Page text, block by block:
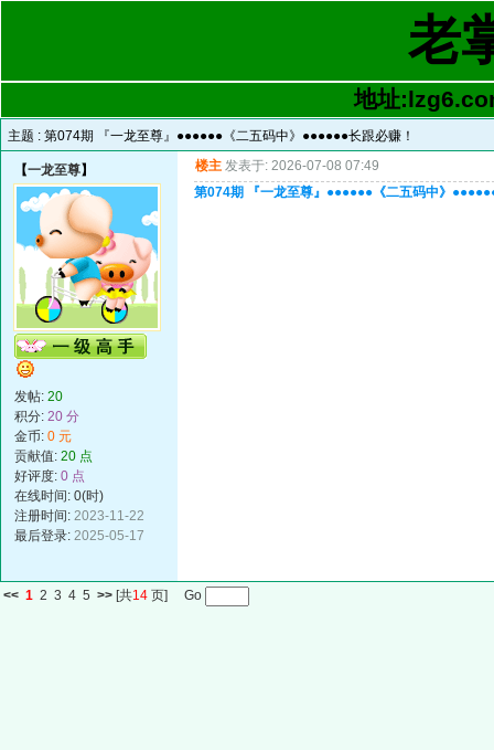
老
地址
主题 : 第074期 『一龙至尊』●●●●●●《二五码中》●●●●●●长跟必赚！
【一龙至尊】
发帖: 20
积分: 20 分
金币: 0 元
贡献值: 20 点
好评度: 0 点
在线时间: 0(时)
注册时间: 2023-11-22
最后登录: 2025-05-17
楼主 发表于: 2026-07-08 07:49
第074期 『一龙至尊』●●●●●●《二五码中》
<< 1 2 3 4 5 >> [共14 页] Go